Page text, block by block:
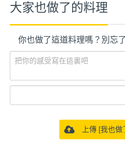
大家也做了的料理
你也做了這道料理嗎？別忘
上傳 [我也做